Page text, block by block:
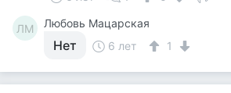
ЛМ Любовь Мацарская
Нет 6 лет 1